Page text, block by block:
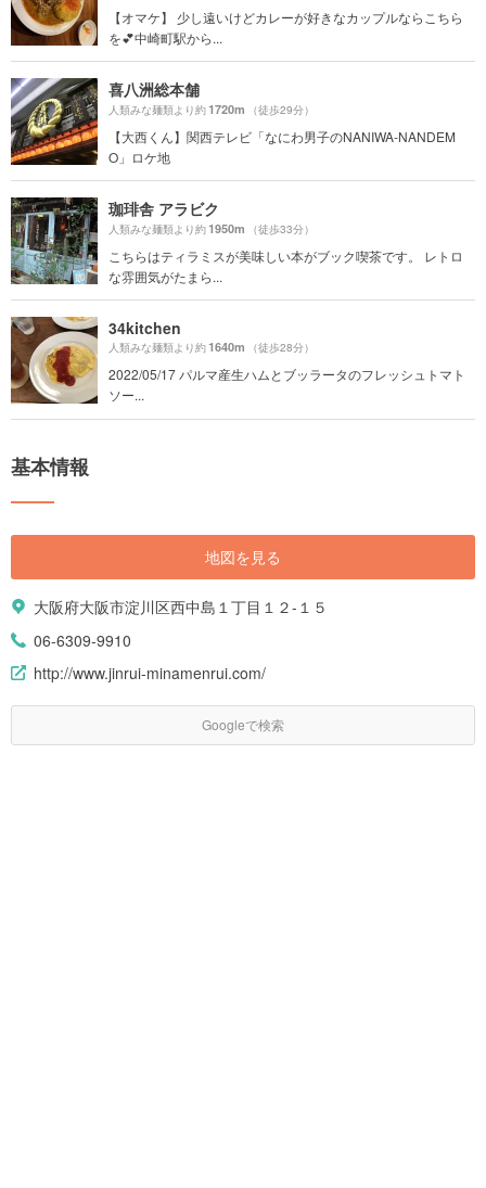
【オマケ】 少し遠いけどカレーが好きなカップルならこちら
を💕中崎町駅から...
喜八洲総本舗
人類みな麺類より約1720m （徒歩29分）
【大西くん】関西テレビ「なにわ男子のNANIWA-NANDEM
O」ロケ地
珈琲舎 アラビク
人類みな麺類より約1950m （徒歩33分）
こちらはティラミスが美味しい本がブック喫茶です。 レトロ
な雰囲気がたまら...
34kitchen
人類みな麺類より約1640m （徒歩28分）
2022/05/17 パルマ産生ハムとブッラータのフレッシュトマト
ソー...
基本情報
地図を見る
大阪府大阪市淀川区西中島１丁目１２-１５
06-6309-9910
http://www.jinrui-minamenrui.com/
Googleで検索